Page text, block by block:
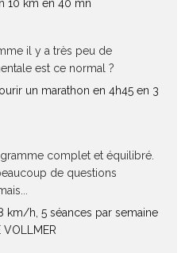
10 km en 40 mn
il y a très peu de
est ce normal ?
un marathon en 4h45 en 3
complet et équilibré.
de questions
km/h, 5 séances par semaine